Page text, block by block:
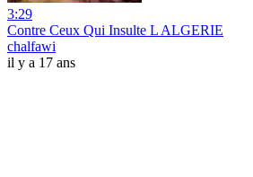
3:29
Contre Ceux Qui Insulte L ALGERIE
chalfawi
il y a 17 ans